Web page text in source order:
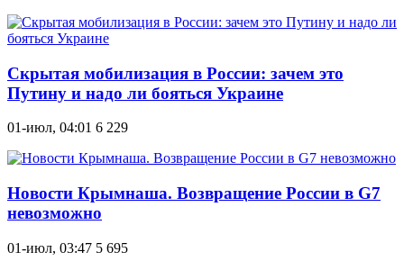
Скрытая мобилизация в России: зачем это
Путину и надо ли бояться Украине
01-июл, 04:01 6 229
Новости Крымнаша. Возвращение России в G7
невозможно
01-июл, 03:47 5 695